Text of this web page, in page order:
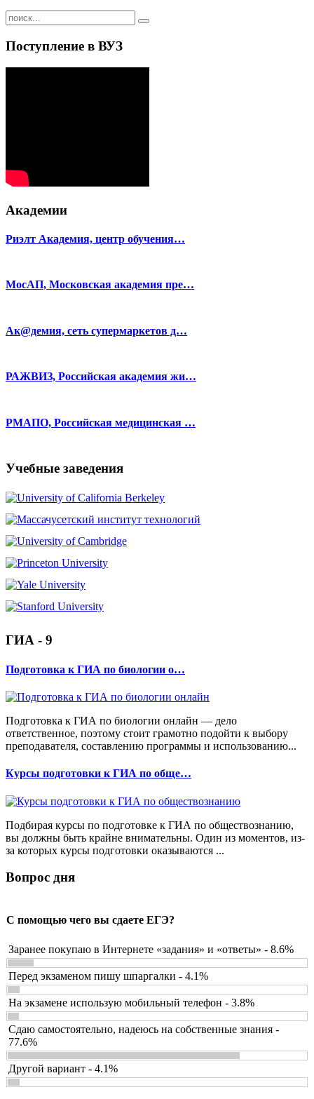
Поступление в ВУЗ
Академии
Риэлт Академия, центр обучения…
МосАП, Московская академия пре…
Ак@демия, сеть супермаркетов д…
РАЖВИЗ, Российская академия жи…
РМАПО, Российская медицинская …
Учебные заведения
ГИА - 9
Подготовка к ГИА по биологии о…
Подготовка к ГИА по биологии онлайн — дело
ответственное, поэтому стоит грамотно подойти к выбору
преподавателя, составлению программы и использованию...
Курсы подготовки к ГИА по обще…
Подбирая курсы по подготовке к ГИА по обществознанию,
вы должны быть крайне внимательны. Один из моментов, из-
за которых курсы подготовки оказываются ...
Вопрос дня
С помощью чего вы сдаете ЕГЭ?
Заранее покупаю в Интернете «задания» и «ответы» - 8.6%
Перед экзаменом пишу шпаргалки - 4.1%
На экзамене использую мобильный телефон - 3.8%
Сдаю самостоятельно, надеюсь на собственные знания -
77.6%
Другой вариант - 4.1%